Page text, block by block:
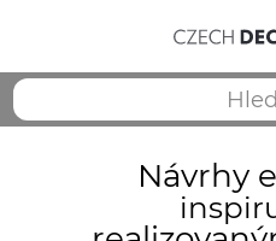
Návrhy